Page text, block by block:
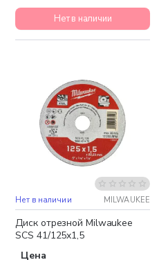
Нет в наличии
Нет в наличии MILWAUKEE
Диск отрезной Milwaukee
SCS 41/125x1,5
Цена